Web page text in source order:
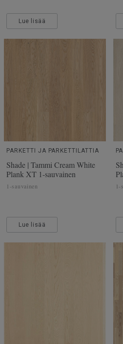
Lue lisää
PARKETTI JA PARKETTILATTIA
Shade | Tammi Cream White
Plank XT 1-sauvainen
1-sauvainen
Lue lisää
1-